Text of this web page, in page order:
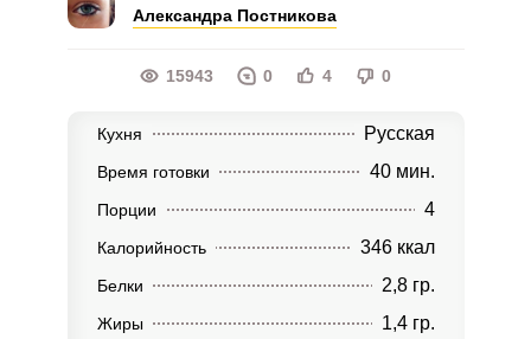
Александра Постникова
15943 0 4 0
Кухня Русская
Время готовки 40 мин.
Порции 4
Калорийность 346 ккал
Белки 2,8 гр.
Жиры 1,4 гр.